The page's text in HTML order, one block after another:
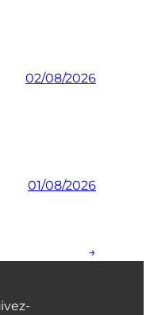
02/08/2026
01/08/2026
→